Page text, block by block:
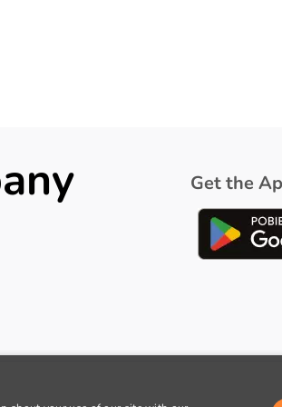
Get the